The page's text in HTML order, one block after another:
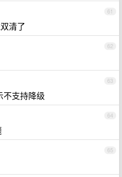
61
清了
62
63
不支持降级
64
65